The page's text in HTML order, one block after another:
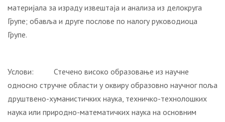
материјала за израду извештаја и анализа из делокруга
Групe; oбaвљa и друге послове по налогу руководиоца
Групе.
Услови: Стечено високо образовање из научне
односно стручне области у оквиру образовно научног поља
друштвено-хуманистичких наука, техничко-технолошких
наука или природно-математичких наука на основним